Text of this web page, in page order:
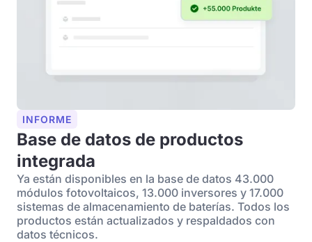
INFORME
Base de datos de productos
integrada
Ya están disponibles en la base de datos 43.000
módulos fotovoltaicos, 13.000 inversores y 17.000
sistemas de almacenamiento de baterías. Todos los
productos están actualizados y respaldados con
datos técnicos.